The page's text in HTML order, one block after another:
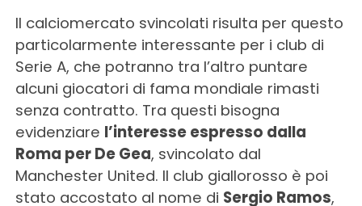
Il calciomercato svincolati risulta per questo
particolarmente interessante per i club di
Serie A, che potranno tra l’altro puntare
alcuni giocatori di fama mondiale rimasti
senza contratto. Tra questi bisogna
evidenziare l’interesse espresso dalla
Roma per De Gea, svincolato dal
Manchester United. Il club giallorosso è poi
stato accostato al nome di Sergio Ramos,